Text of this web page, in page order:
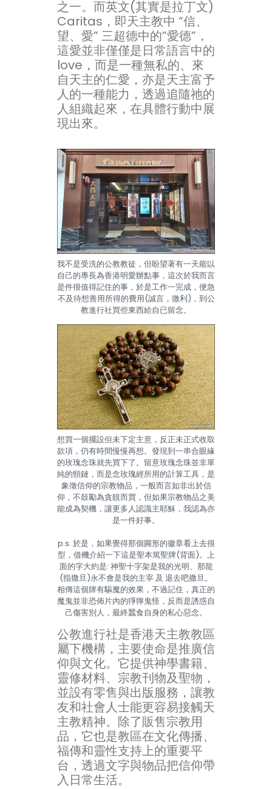
之一。而英文(其實是拉丁文)
Caritas，即天主教中 “信、
望、愛” 三超德中的”愛德”，
這愛並非僅僅是日常語言中的
love，而是一種無私的、來
自天主的仁愛，亦是天主富予
人的一種能力，透過追隨祂的
人組織起來，在具體行動中展
現出來。
我不是受洗的公教教徒，但盼望著有一天能以
自己的專長為香港明愛辦點事，這次於我而言
是件很值得記住的事，於是工作一完成，便急
不及待想善用所得的費用(誠言，微利)，到公
教進行社買些東西給自已留念。
想買一個擺設但未下定主意，反正未正式收取
款項，仍有時間慢慢再想。發現到一串合眼緣
的玫瑰念珠就先買下了。留意玫瑰念珠並非單
純的頸鏈，而是念玫瑰經所用的計算工具，是
象徵信仰的宗教物品，一般而言如非出於信
仰，不鼓勵為貪靚而買，但如果宗教物品之美
能成為契機，讓更多人認識主耶穌，我認為亦
是一件好事。
p.s. 於是，如果覺得那個圓形的徽章看上去很
型，借機介紹一下這是聖本篤聖牌(背面)。上
面的字大約是: 神聖十字架是我的光明、那龍
(指撒旦)永不會是我的主宰 及 退去吧撒旦。
相傳這個牌有驅魔的效果，不過記住，真正的
魔鬼並非恐佈片內的猙獰鬼怪，反而是誘惑自
己傷害別人，最終蠶食自身的私心惡念。
公教進行社是香港天主教教區
屬下機構，主要使命是推廣信
仰與文化。它提供神學書籍、
靈修材料、宗教刊物及聖物，
並設有零售與出版服務，讓教
友和社會人士能更容易接觸天
主教精神。除了販售宗教用
品，它也是教區在文化傳播、
福傳和靈性支持上的重要平
台，透過文字與物品把信仰帶
入日常生活。